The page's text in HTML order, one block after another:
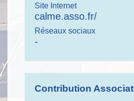
Site Internet
calme.asso.fr/
Réseaux sociaux
-
Contribution